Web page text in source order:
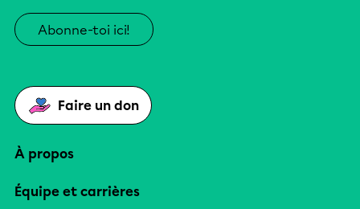
Abonne-toi ici!
Faire un don
À propos
Équipe et carrières